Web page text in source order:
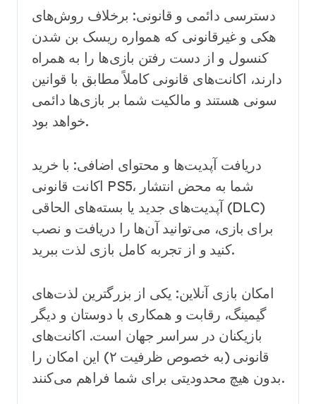
دسترسی دائمی و قانونی: برخلاف روش‌های
هکی و غیرقانونی که همواره ریسک بن شدن
کنسول و از دست رفتن بازی‌ها را به همراه
دارند، اکانت‌های قانونی کاملاً مطابق با قوانین
سونی هستند و مالکیت شما بر بازی‌ها دائمی
خواهد بود.
دریافت آپدیت‌ها و محتوای اضافی: با خرید
اکانت قانونی PS5، شما به محض انتشار
آپدیت‌های جدید یا بسته‌های الحاقی (DLC)
برای بازی، می‌توانید آن‌ها را دریافت و نصب
کنید و از تجربه کامل بازی لذت ببرید.
امکان بازی آنلاین: یکی از بزرگترین لذت‌های
گیمینگ، رقابت و همکاری با دوستان و دیگر
بازیکنان در سراسر جهان است. اکانت‌های
قانونی (به خصوص ظرفیت ۲) این امکان را
بدون هیچ محدودیتی برای شما فراهم می‌کنند.